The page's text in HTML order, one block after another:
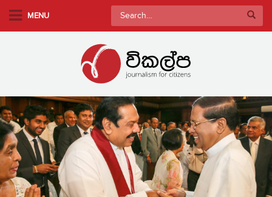
m
a
i
n
c
o
n
MENU
Search
for: